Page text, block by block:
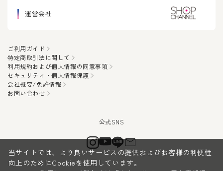
運営会社
ご利用ガイド
特定商取引法に関して
利用規約および個人情報の同意事項
セキュリティ・個人情報保護
会社概要/免許情報
お問い合わせ
当サイトでは、より良いサービスの提供およびお客様の利便性
向上のためにCookieを使用しています。